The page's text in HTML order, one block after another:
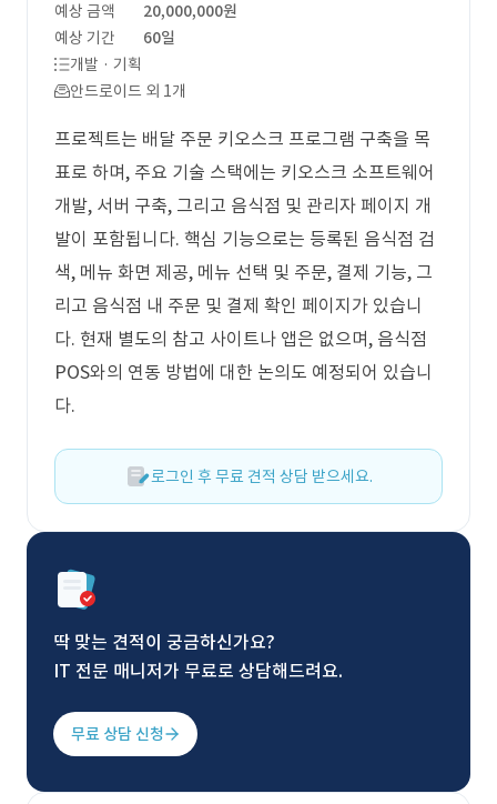
예상 금액
20,000,000원
예상 기간
60일
개발 · 기획
안드로이드 외 1개
프로젝트는 배달 주문 키오스크 프로그램 구축을 목
표로 하며, 주요 기술 스택에는 키오스크 소프트웨어
개발, 서버 구축, 그리고 음식점 및 관리자 페이지 개
발이 포함됩니다. 핵심 기능으로는 등록된 음식점 검
색, 메뉴 화면 제공, 메뉴 선택 및 주문, 결제 기능, 그
리고 음식점 내 주문 및 결제 확인 페이지가 있습니
다. 현재 별도의 참고 사이트나 앱은 없으며, 음식점
POS와의 연동 방법에 대한 논의도 예정되어 있습니
다.
로그인 후 무료 견적 상담 받으세요.
딱 맞는 견적이 궁금하신가요?
IT 전문 매니저가 무료로 상담해드려요.
무료 상담 신청